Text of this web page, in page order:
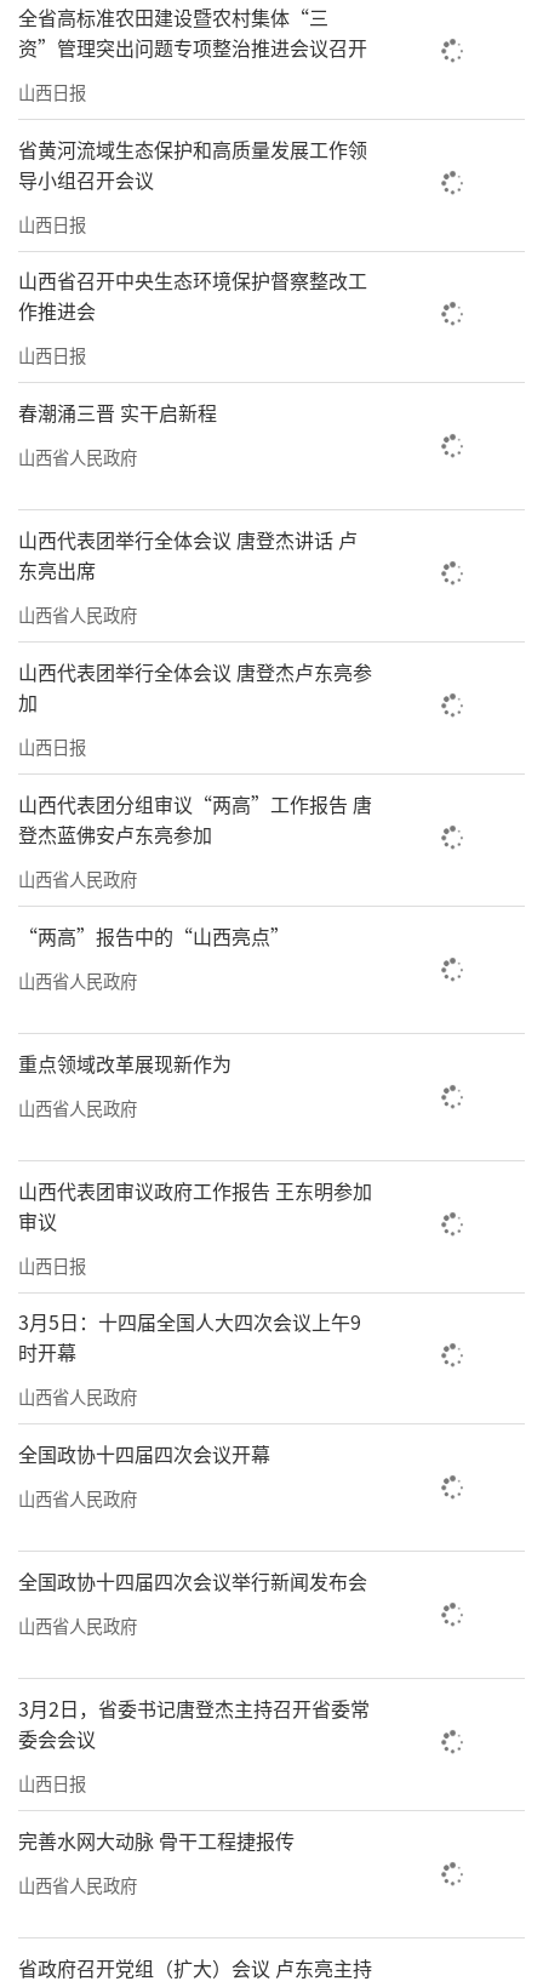
全省高标准农田建设暨农村集体“三
资”管理突出问题专项整治推进会议召开
山西日报
省黄河流域生态保护和高质量发展工作领
导小组召开会议
山西日报
山西省召开中央生态环境保护督察整改工
作推进会
山西日报
春潮涌三晋 实干启新程
山西省人民政府
山西代表团举行全体会议 唐登杰讲话 卢
东亮出席
山西省人民政府
山西代表团举行全体会议 唐登杰卢东亮参
加
山西日报
山西代表团分组审议“两高”工作报告 唐
登杰蓝佛安卢东亮参加
山西省人民政府
“两高”报告中的“山西亮点”
山西省人民政府
重点领域改革展现新作为
山西省人民政府
山西代表团审议政府工作报告 王东明参加
审议
山西日报
3月5日：十四届全国人大四次会议上午9
时开幕
山西省人民政府
全国政协十四届四次会议开幕
山西省人民政府
全国政协十四届四次会议举行新闻发布会
山西省人民政府
3月2日，省委书记唐登杰主持召开省委常
委会会议
山西日报
完善水网大动脉 骨干工程捷报传
山西省人民政府
省政府召开党组（扩大）会议 卢东亮主持